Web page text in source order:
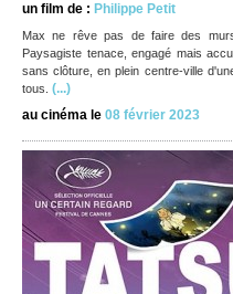
un film de : Philippe Petit
Max ne rêve pas de faire des
Paysagiste tenace, engagé mais
sans clôture, en plein centre-ville
tous. (...)
au cinéma le 08 février 2023